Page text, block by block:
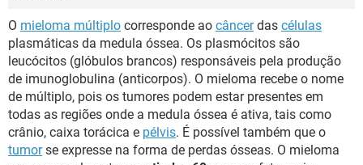
BEM-ESTAR
SEXUALIDADE
GLOSSÁRIO
O mieloma múltiplo corresponde ao câncerdas células
plasmáticas da medula óssea. Os plasmócitos são
leucócitos (glóbulos brancos) responsáveis pela produção
de imunoglobulina (anticorpos). O mieloma recebe o nome
de múltiplo, pois os tumores podem estar presentes em
todas as regiões onde a medula óssea é ativa, tais como
crânio, caixa torácica e pélvis. É possível também que o
tumorse expresse na forma de perdas ósseas. O mieloma